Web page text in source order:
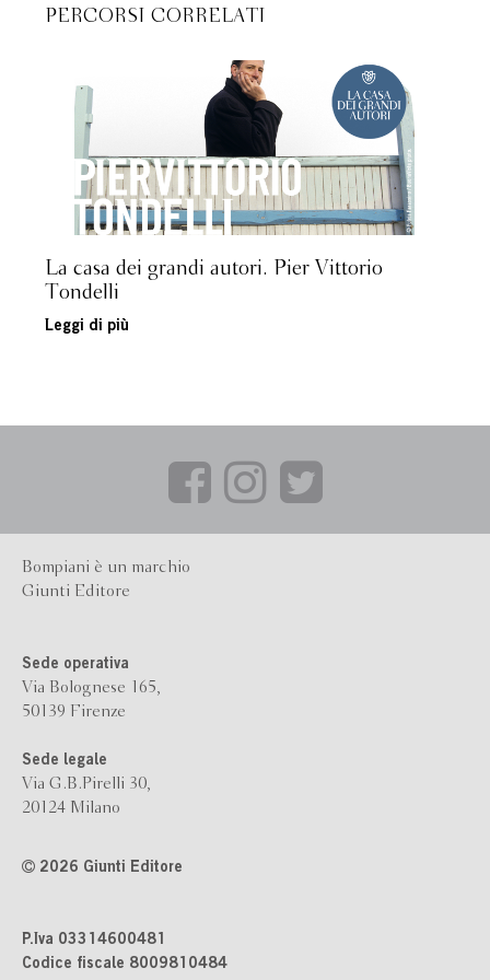
PERCORSI CORRELATI
La casa dei grandi autori. Pier Vittorio
Tondelli
Leggi di più
Bompiani è un marchio
Giunti Editore
Sede operativa
Via Bolognese 165,
50139 Firenze
Sede legale
Via G.B.Pirelli 30,
20124 Milano
2026 Giunti Editore
P.Iva 03314600481
Codice fiscale 8009810484